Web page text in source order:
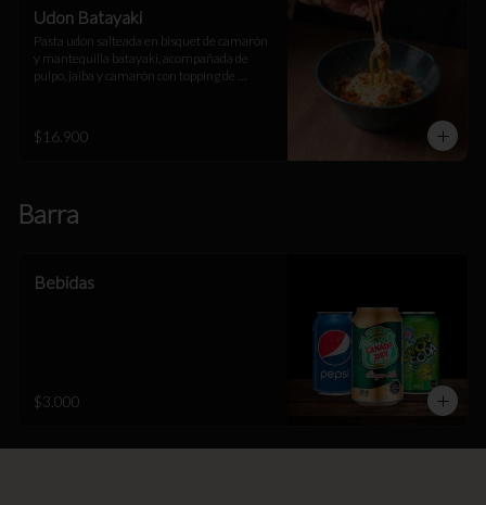
Udon Batayaki
Pasta udon salteada en bisquet de camarón
y mantequilla batayaki, acompañada de
pulpo, jaiba y camarón con topping de
$16.900
Barra
Bebidas
$3.000